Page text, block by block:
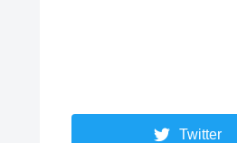
Twitter